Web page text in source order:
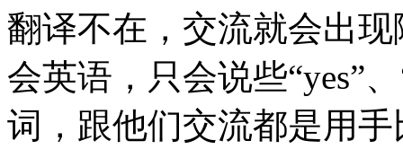
翻译不在，交流就会出
会英语，只会说些“yes”
词，跟他们交流都是用